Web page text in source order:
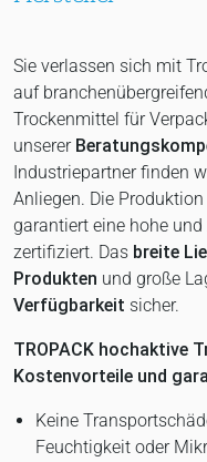
Sie verlassen sich mit
auf
Trockenmittel für
unserer
Industriepartner finden
Anliegen. Die
garantiert eine hohe
zertifiziert. Das breite
Produkten und große
Verfügbarkeit sicher.
TROPACK hochaktive
Kostenvorteile und
Keine
Feuchtigkeit oder